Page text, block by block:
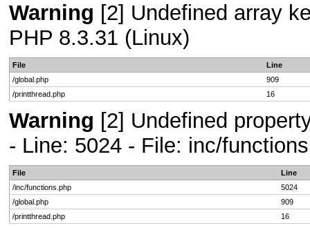
Warning [2] Undefined array
PHP 8.3.31 (Linux)
File
Line
/global.php
909
/printthread.php
16
Warning [2] Undefined
- Line: 5024 - File: inc/
File
Line
/inc/functions.php
5024
/global.php
909
/printthread.php
16